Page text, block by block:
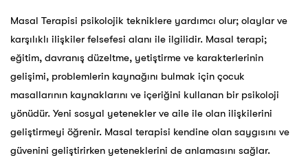
Masal Terapisi psikolojik tekniklere yardımcı olur; olaylar ve
karşılıklı ilişkiler felsefesi alanı ile ilgilidir. Masal terapi;
eğitim, davranış düzeltme, yetiştirme ve karakterlerinin
gelişimi, problemlerin kaynağını bulmak için çocuk
masallarının kaynaklarını ve içeriğini kullanan bir psikoloji
yönüdür. Yeni sosyal yetenekler ve aile ile olan ilişkilerini
geliştirmeyi öğrenir. Masal terapisi kendine olan saygısını ve
güvenini geliştirirken yeteneklerini de anlamasını sağlar.